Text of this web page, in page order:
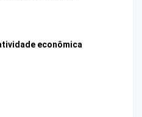
econômica